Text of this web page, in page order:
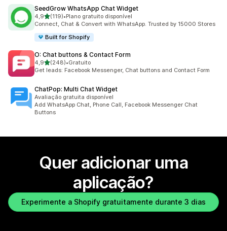
SeedGrow WhatsApp Chat Widget
4,9de 5 estrelas
(119)
119 total de avaliações
•Plano gratuito disponível
Connect, Chat & Convert with WhatsApp. Trusted by 15000 Stores
Built for Shopify
O: Chat buttons & Contact Form
4,9de 5 estrelas
(248)
248 total de avaliações
•Gratuito
Get leads: Facebook Messenger, Chat buttons and Contact Form
ChatPop: Multi Chat Widget
Avaliação gratuita disponível
Add WhatsApp Chat, Phone Call, Facebook Messenger Chat
Buttons
Quer adicionar uma
aplicação?
Experimente a Shopify gratuitamente durante 3 dias